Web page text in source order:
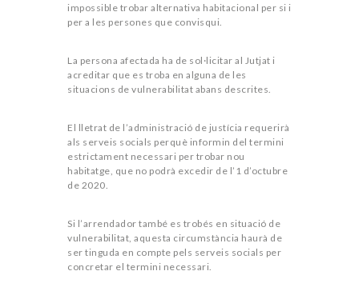
impossible trobar alternativa habitacional per si i
per a les persones que convisqui.
La persona afectada ha de sol·licitar al Jutjat i
acreditar que es troba en alguna de les
situacions de vulnerabilitat abans descrites.
El lletrat de l’administració de justícia requerirà
als serveis socials perquè informin del termini
estrictament necessari per trobar nou
habitatge, que no podrà excedir de l’1 d’octubre
de 2020.
Si l’arrendador també es trobés en situació de
vulnerabilitat, aquesta circumstància haurà de
ser tinguda en compte pels serveis socials per
concretar el termini necessari.